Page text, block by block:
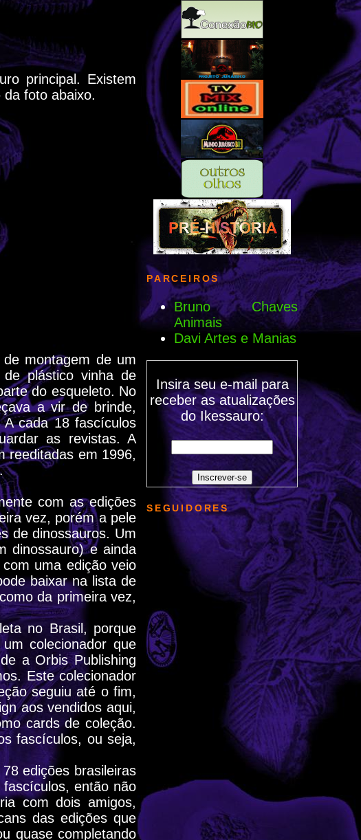
principal. Existem
foto abaixo.
montagem de um
plástico vinha de
do esqueleto. No
a vir de brinde,
cada 18 fascículos
as revistas. A
reeditadas em 1996,
com as edições
vez, porém a pele
de dinossauros. Um
dinossauro) e ainda
uma edição veio
baixar na lista de
da primeira vez,
no Brasil, porque
colecionador que
a Orbis Publishing
Este colecionador
seguiu até o fim,
aos vendidos aqui,
cards de coleção.
fascículos, ou seja,
edições brasileiras
então não
com dois amigos,
das edições que
quase completando
PARCEIROS
Bruno Chaves
Animais
Davi Artes e Manias
Insira seu e-mail para
receber as atualizações
do Ikessauro:
SEGUIDORES